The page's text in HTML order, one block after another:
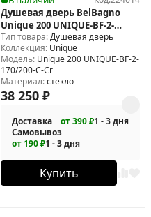
Душевая дверь BelBagno
Unique 200 UNIQUE-BF-2-
170/200-C-Cr
Тип товара:Душевая дверь
Коллекция: Unique
Модель: Unique 200 UNIQUE-BF-2-
170/200-C-Cr
Материал:стекло
38 250 ₽
Доставка от 390 ₽1 - 3 дня
Самовывоз
от 190 ₽1 - 3 дня
Купить